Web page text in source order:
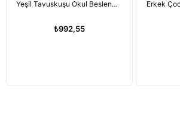
Yeşil Tavuskuşu Okul Beslenme
₺992,55
Erkek